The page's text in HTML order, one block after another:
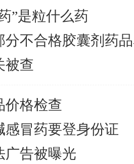
”是粒什么药
分不合格胶囊剂药
被查
价格检查
感冒药要登身份证
广告被曝光